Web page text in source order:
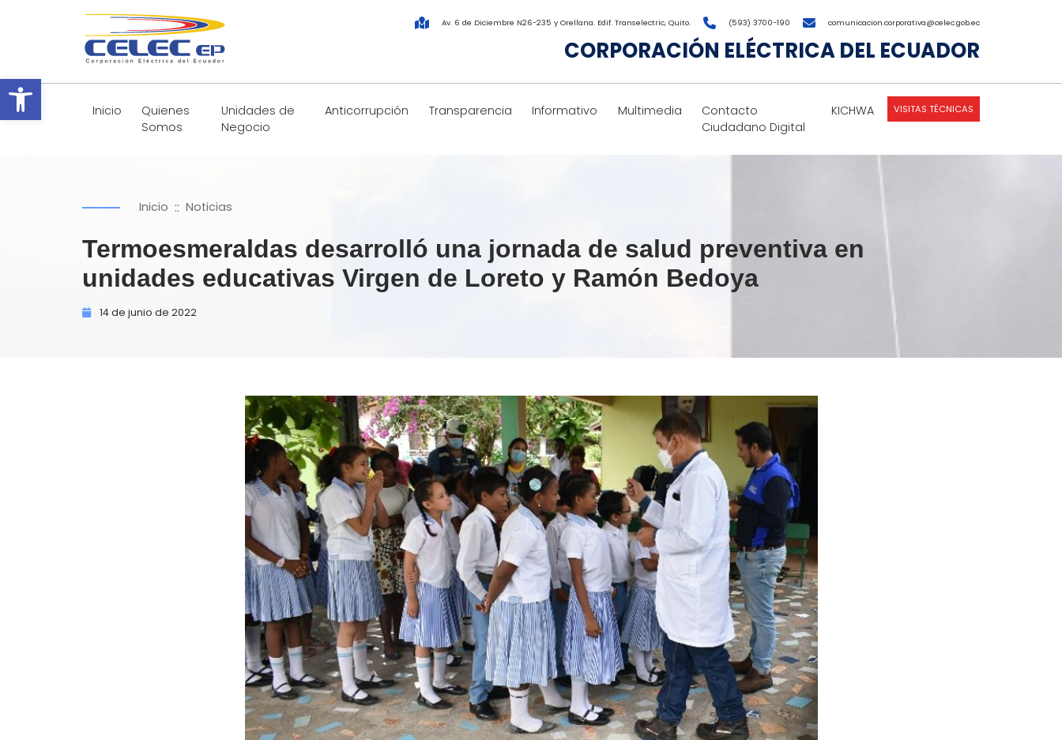
Abrir barra de herramientas
Av. 6 de Diciembre N26-235 y Orellana. Edif. Transelectric, Quito. (593) 3700-190 comunicacion.corporativa@celec.gob.ec
CORPORACIÓN ELÉCTRICA DEL ECUADOR
Inicio
Quienes
Somos
Unidades de
Negocio
Anticorrupción Transparencia Informativo Multimedia
Contacto
Ciudadano Digital
KICHWA VISITAS TÉCNICAS
Inicio :: Noticias
Termoesmeraldas desarrolló una jornada de salud preventiva en
unidades educativas Virgen de Loreto y Ramón Bedoya
14 de junio de 2022